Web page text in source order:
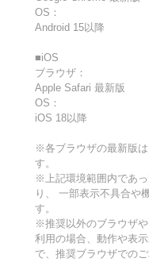
OS：
Android 15以降
■iOS
ブラウザ：
Apple Safari 最新版
OS：
iOS 18以降
※各ブラウザの最新版
す。
※上記環境範囲内であ
り、 一部表示不具合や
す。
※推奨以外のブラウザ
利用の場合、動作や表
で、推奨ブラウザでの